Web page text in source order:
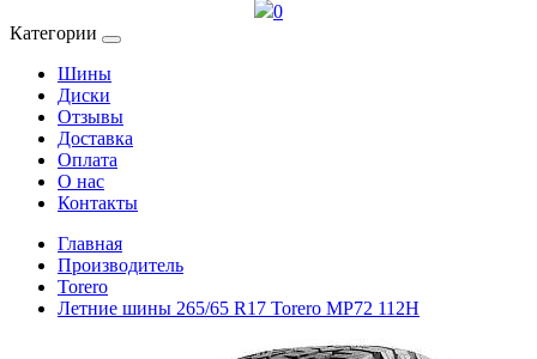
0
Категории
Шины
Диски
Отзывы
Доставка
Оплата
О нас
Контакты
Главная
Производитель
Torero
Летние шины 265/65 R17 Torero MP72 112H